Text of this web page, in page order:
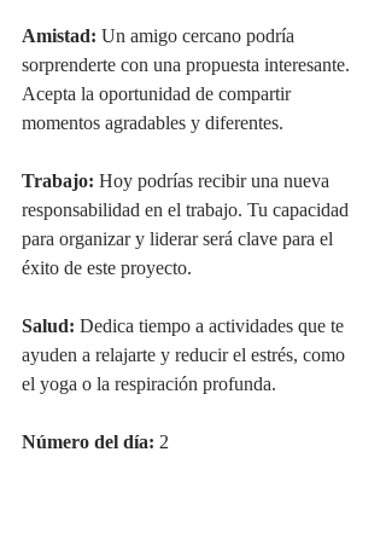
Amistad: Un amigo cercano podría
sorprenderte con una propuesta interesante.
Acepta la oportunidad de compartir
momentos agradables y diferentes.
Trabajo: Hoy podrías recibir una nueva
responsabilidad en el trabajo. Tu capacidad
para organizar y liderar será clave para el
éxito de este proyecto.
Salud: Dedica tiempo a actividades que te
ayuden a relajarte y reducir el estrés, como
el yoga o la respiración profunda.
Número del día: 2